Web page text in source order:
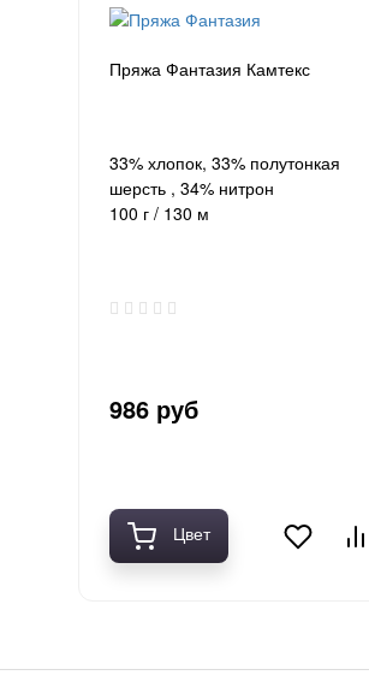
Пряжа Фантазия Камтекс
33% хлопок, 33% полутонкая
шерсть , 34% нитрон
100 г / 130 м
986 руб
Цвет